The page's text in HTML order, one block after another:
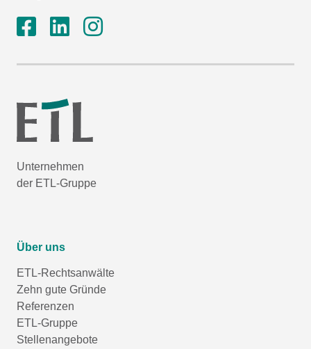
Unternehmen
der ETL-Gruppe
Über uns
ETL-Rechtsanwälte
Zehn gute Gründe
Referenzen
ETL-Gruppe
Stellenangebote